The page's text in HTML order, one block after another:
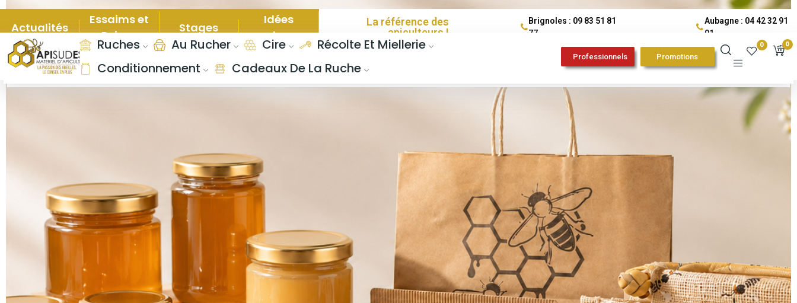
Actualités
Essaims et
Reines
Stages
Idées
cadeaux
La référence des
apiculteurs !
Brignoles : 09 83 51 81
77
Aubagne : 04 42 32 91
01
Ruches Au Rucher Cire
Récolte Et Miellerie
Conditionnement
Cadeaux De La Ruche
Professionnels Promotions
0 0